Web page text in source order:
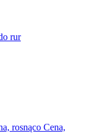
rur
rosnąco Cena,